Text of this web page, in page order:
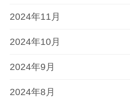
2024年11月
2024年10月
2024年9月
2024年8月